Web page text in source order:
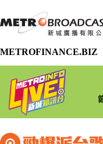
METROFINANCE.BIZ